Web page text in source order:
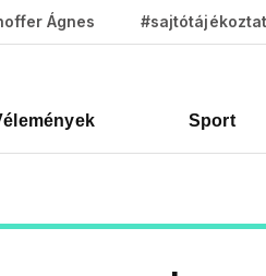
Ágnes
Sport